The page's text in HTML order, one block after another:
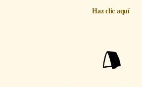
Haz clic aquí